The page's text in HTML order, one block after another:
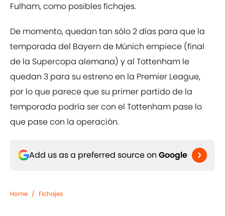
Fulham, como posibles fichajes.
De momento, quedan tan sólo 2 días para que la
temporada del Bayern de Múnich empiece (final
de la Supercopa alemana) y al Tottenham le
quedan 3 para su estreno en la Premier League,
por lo que parece que su primer partido de la
temporada podría ser con el Tottenham pase lo
que pase con la operación.
Add us as a preferred source on Google
Home / Fichajes